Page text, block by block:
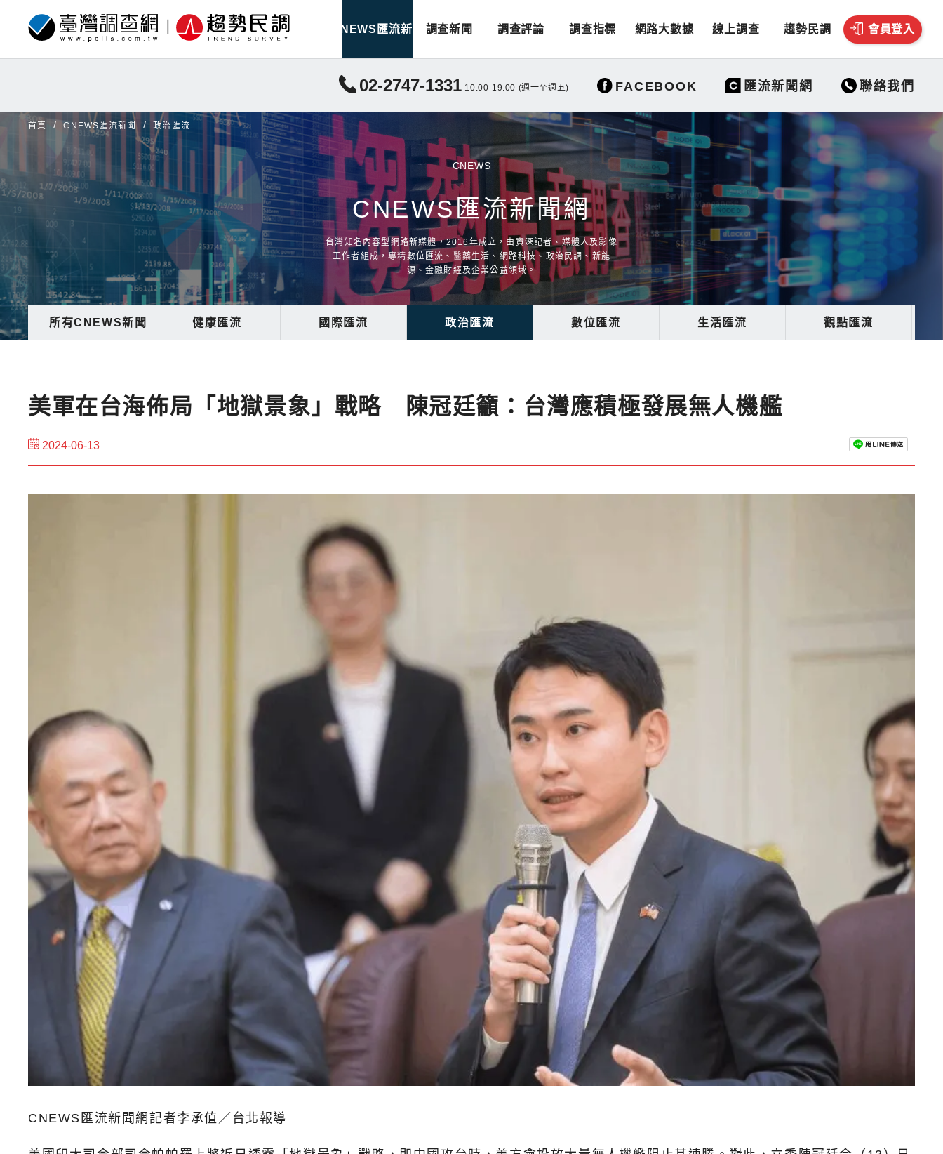
CNEWS匯流新聞 調查新聞 調查評論 調查指標 網路大數據 線上調查 趨勢民調 會員登入
02-2747-1331 10:00-19:00 (週一至週五) FACEBOOK 匯流新聞網 聯絡我們
首頁 CNEWS匯流新聞 政治匯流
CNEWS
CNEWS匯流新聞網
台灣知名內容型網路新媒體，2016年成立，由資深記者、媒體人及影像
工作者組成，專精數位匯流、醫藥生活、網路科技、政治民調、新能
源、金融財經及企業公益領域。
所有CNEWS新聞 健康匯流 國際匯流 政治匯流 數位匯流 生活匯流 觀點匯流
美軍在台海佈局「地獄景象」戰略 陳冠廷籲：台灣應積極發展無人機艦
2024-06-13
CNEWS匯流新聞網記者李承值／台北報導